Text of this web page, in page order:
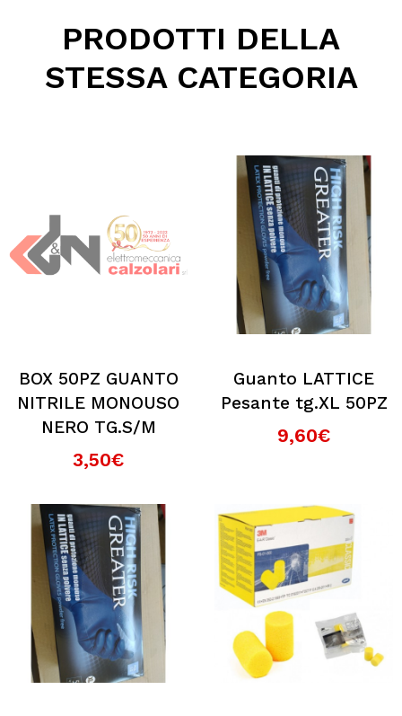
PRODOTTI DELLA
STESSA CATEGORIA
BOX 50PZ GUANTO
NITRILE MONOUSO
NERO TG.S/M
3,50€
Guanto LATTICE
Pesante tg.XL 50PZ
9,60€